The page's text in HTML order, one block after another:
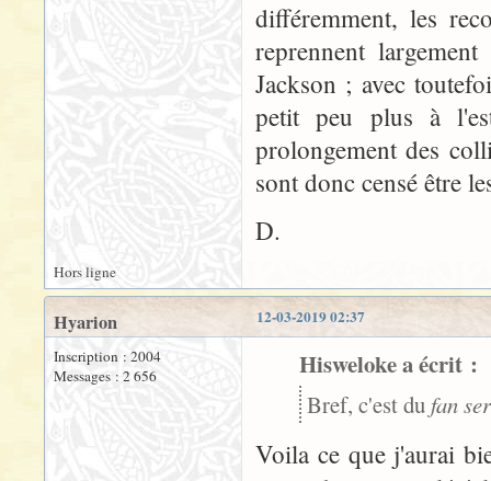
différemment, les
reprennent
Jackson ; avec
petit peu plus à
prolongement des
sont donc censé être
D.
Hors ligne
12-03-2019 02:37
Hyarion
Inscription : 2004
Messages : 2 656
Hisweloke a écrit :
Bref, c'est du fan
Voila ce que j'aurai